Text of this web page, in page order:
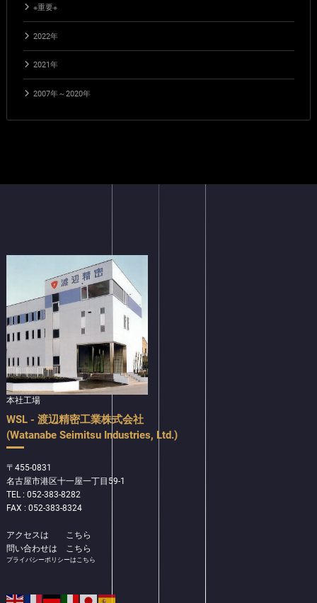
※重要※
2022年
2021年
2007年～2020年
本社工場
WSL - 渡辺精密工業株式会社
(Watanabe Seimitsu Industries, Ltd.)
〒455-0831
名古屋市港区十一屋一丁目59-1
TEL : 052-383-8282
FAX : 052-383-8324
アクセスは こちら
問い合わせは こちら
プライバシーポリシーはこちら